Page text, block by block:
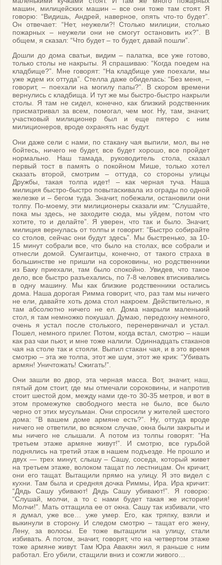
машин, милицейских машин – все они тоже там стоят. Я
говорю: “Видишь, Андрей, наверное, опять что-то будет”.
Он отвечает: “Нет, неужели?! Столько милиции, столько
пожарных – неужели они не смогут остановить их?”. В
общем, я сказал: “Что будет – то будет, давай пошли”.
Дошли до дома сватьи, видим – палатка, все уже готово,
только столы не накрыты. Я спрашиваю: “Когда поедем на
кладбище?”. Мне говорят: “На кладбище уже поехали, мы
уже ждем их оттуда”. Стелла даже обиделась: “Без меня, –
говорит, – поехали на могилу папы?”. В скором времени
вернулись с кладбища. И тут же мы быстро-быстро накрыли
столы. Я там не сидел, конечно, как близкий родственник
присматривал за всем, помогал, чем мог. Ну, там, значит,
участковый милиционер был и еще пятеро с ним
милиционеров, вроде охранять нас будут.
Они даже сели с нами, по стакану чая выпили, мол, вы не
бойтесь, ничего не будет, все будет хорошо, все пройдет
нормально. Наш тамада, руководитель стола, сказал
первый тост в память о покойном Мише, только хотел
сказать второй, смотрим – оттуда, со стороны улицы
Дружбы, такая толпа идет! – как черная туча. Наша
милиция быстро-быстро повытаскивала из ограды по одной
железке и – бегом туда. Значит, побежали, остановили они
толпу. По-моему, эти милиционеры сказали им: “Слушайте,
пока мы здесь, не заходите сюда, мы уйдем, потом что
хотите, то и делайте”. Я уверен, что так и было. Значит,
милиция вернулась от толпы и говорит: “Быстро собирайте
со столов, сейчас они будут здесь”. Мы быстренько, за 10-
15 минут собрали все, что было на столах, все собрали и
отнесли домой. Сумгаитцы, конечно, от такого страха в
большинстве не пришли на сороковины, но родственники
из Баку приехали, там было спокойно. Увидев, что такое
дело, все быстро разъехались, по 7-8 человек втискивались
в одну машину. Мы как близкие родственники остались
дома. Наша дорогая Римма говорит, что, раз там мы ничего
не ели, давайте хоть дома стол накроем. Действительно, я
там абсолютно ничего не ел. Дома накрыли маленький
стол, я там немножко покушал. Думаю, передохну немного,
очень я устал после столького, перенервничал и устал.
Пошел, немного прилег. Потом, когда встал, смотрю – наши
как раз чаи пьют, и мне тоже налили. Одиннадцать стаканов
чая на столе так и стояли. Выпил стакан чая, и в это время
смотрю – эта же толпа, этот же шум, этот же крик: “Убивать
армян! Уничтожать! Сжигать!”.
Они зашли во двор, эта черная масса. Вот, значит, наш,
пятый дом стоит, где мы отмечали сороковины, и напротив
стоит шестой дом, между нами где-то 30-35 метров, и вот в
этом промежутке свободного места не было, все было
черно от этих мусульман. Они спросили у жителей шестого
дома: “В вашем доме армяне есть?”. Ну, оттуда вроде
ничего не ответили, во всяком случае, окна были закрыты и
мы ничего не слышали. А потом из толпы говорят: “На
третьем этаже армяне живут!”. И смотрю, все гурьбой
поднялись на третий этаж в нашем подъезде. Не прошло и
двух — трех минут, слышу – Сашу, соседа, который живет
на третьем этаже, волоком тащат по лестницам. Он кричит,
они его тащат. Вытащили прямо на улицу. Я это видел с
кухни. Там была и средняя дочка Риммы, Ира. Ира кричит:
“Дядь Сашу убивают! Дядь Сашу убивают!”. Я говорю:
“Слушай, молчи, а то с нами будет такая же история!
Молчи!”. Мать оттащила ее от окна. Сашу так избивали, что
я думал, уже все… уже умер. Его, как тряпку, взяли и
выкинули в сторону. И следом смотрю – тащат его жену,
Лену, за волосы. Ее тоже вытащили на улицу, стали
избивать. А потом, значит, говорят, что на четвертом этаже
тоже армяне живут. Там Юра Авакян жил, я раньше с ним
работал. Его убили, стащили вниз и сожгли живого…